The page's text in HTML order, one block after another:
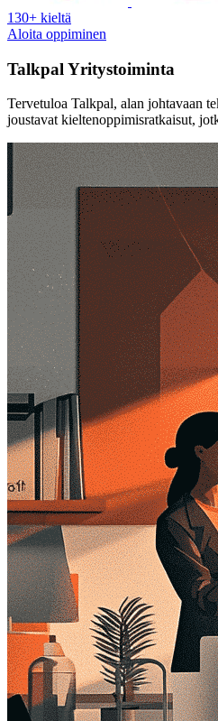
130+ kieltä
Aloita oppiminen
Talkpal Yritystoiminta
Tervetuloa Talkpal, alan johtavaan
joustavat kieltenoppimisratkaisut,